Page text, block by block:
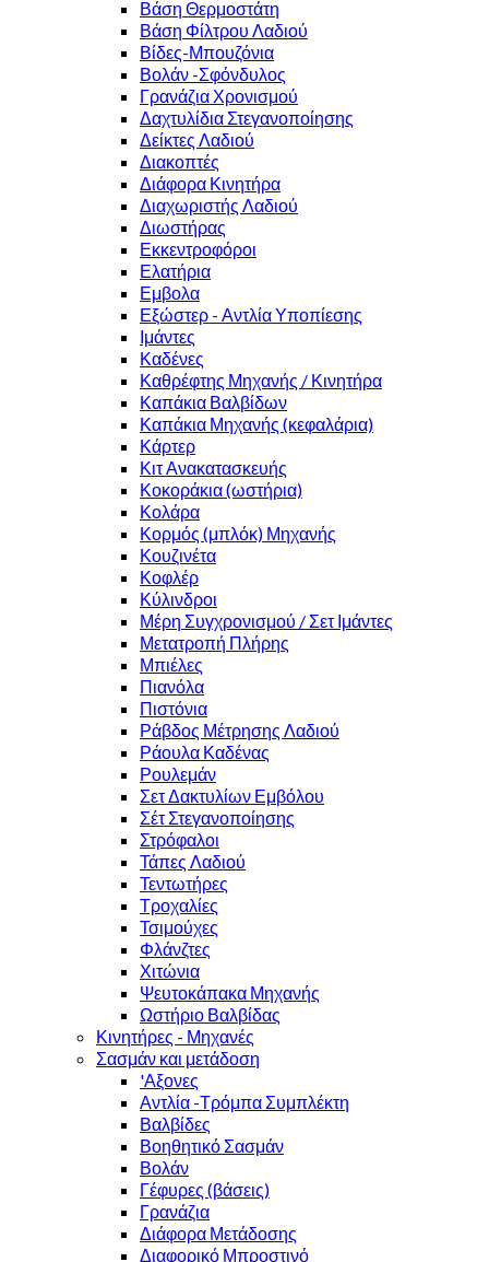
Βάση Θερμοστάτη
Βάση Φίλτρου Λαδιού
Βίδες-Μπουζόνια
Βολάν -Σφόνδυλος
Γρανάζια Χρονισμού
Δαχτυλίδια Στεγανοποίησης
Δείκτες Λαδιού
Διακοπτές
Διάφορα Κινητήρα
Διαχωριστής Λαδιού
Διωστήρας
Εκκεντροφόροι
Ελατήρια
Εμβολα
Εξώστερ - Αντλία Υποπίεσης
Ιμάντες
Καδένες
Καθρέφτης Μηχανής / Κινητήρα
Καπάκια Βαλβίδων
Καπάκια Μηχανής (κεφαλάρια)
Κάρτερ
Κιτ Ανακατασκευής
Κοκοράκια (ωστήρια)
Κολάρα
Κορμός (μπλόκ) Μηχανής
Κουζινέτα
Κοφλέρ
Κύλινδροι
Μέρη Συγχρονισμού / Σετ Ιμάντες
Μετατροπή Πλήρης
Μπιέλες
Πιανόλα
Πιστόνια
Ράβδος Μέτρησης Λαδιού
Ράουλα Καδένας
Ρουλεμάν
Σετ Δακτυλίων Εμβόλου
Σέτ Στεγανοποίησης
Στρόφαλοι
Τάπες Λαδιού
Τεντωτήρες
Τροχαλίες
Τσιμούχες
Φλάνζτες
Χιτώνια
Ψευτοκάπακα Μηχανής
Ωστήριο Βαλβίδας
Κινητήρες - Μηχανές
Σασμάν και μετάδοση
'Αξονες
Αντλία -Τρόμπα Συμπλέκτη
Βαλβίδες
Βοηθητικό Σασμάν
Βολάν
Γέφυρες (βάσεις)
Γρανάζια
Διάφορα Μετάδοσης
Διαφορικό Μπροστινό